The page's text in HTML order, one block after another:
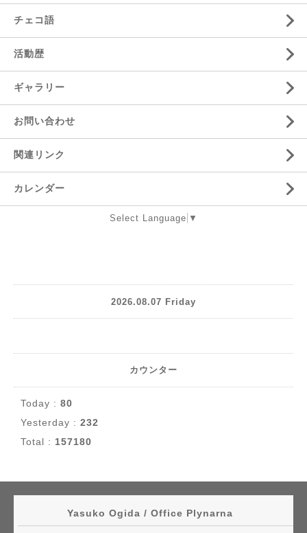
チェコ語
活動歴
ギャラリー
お問い合わせ
関連リンク
カレンダー
Select Language ▼
2026.08.07 Friday
カウンター
Today : 80
Yesterday : 232
Total : 157180
Yasuko Ogida / Office Plynarna